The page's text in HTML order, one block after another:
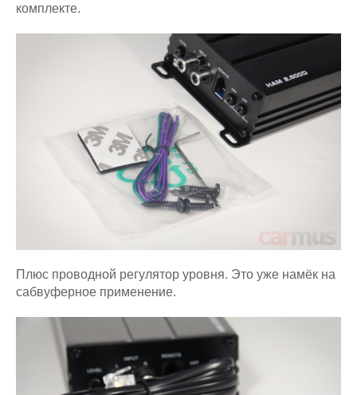
комплекте.
Плюс проводной регулятор уровня. Это уже намёк на
сабвуферное применение.